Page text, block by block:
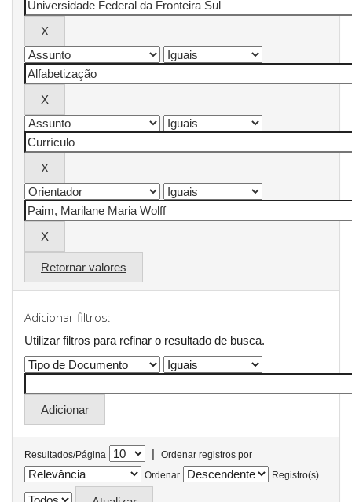
Retornar valores
Adicionar filtros:
Utilizar filtros para refinar o resultado de busca.
Resultados/Página |
Ordenar registros por
Ordenar
Registro(s)